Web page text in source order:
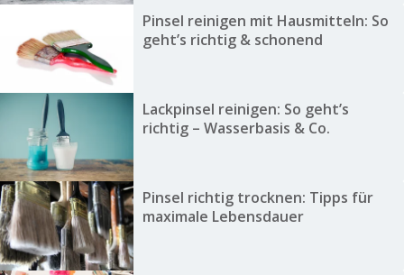
Pinsel reinigen mit Hausmitteln: So
geht’s richtig & schonend
Lackpinsel reinigen: So geht’s
richtig – Wasserbasis & Co.
Pinsel richtig trocknen: Tipps für
maximale Lebensdauer